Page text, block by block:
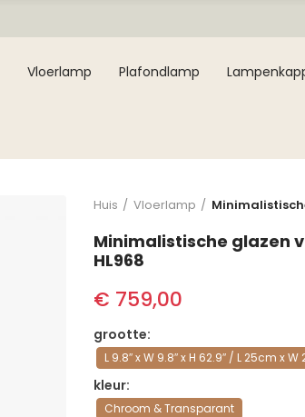
Vloerlamp Plafondlamp
Huis Vloerlamp
Minimalistische glazen
HL968
€ 759,00
grootte
L 9.8″ x W 9.8″ x H 62.9″ / L 25cm x
kleur
Chroom & Transparant